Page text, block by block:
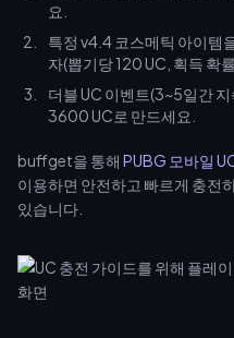
요.
특정 v4.4 코스메틱 아이템
자(뽑기당 120 UC, 획득 확
더블 UC 이벤트(3~5일간
3600 UC로 만드세요.
buffget을 통해 PUBG 모바일
이용하면 안전하고 빠르게 충전
있습니다.